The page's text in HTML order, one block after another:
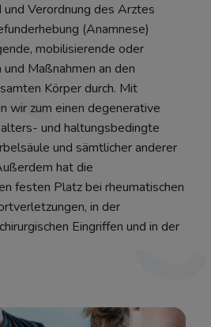
und Verordnung des Arztes
(Anamnese)
mobilisierende oder
Maßnahmen an den
Körper durch. Mit
wir zum einen degenerative
und haltungsbedingte
und sämtlicher anderer
hat die
festen Platz bei rheumatischen
in der
Eingriffen und in der